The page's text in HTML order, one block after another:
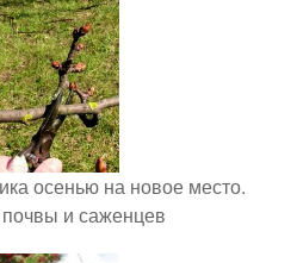
осенью на новое место.
и саженцев